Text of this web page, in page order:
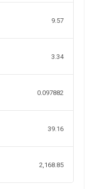
9.57
3.34
0.097882
39.16
2,168.85